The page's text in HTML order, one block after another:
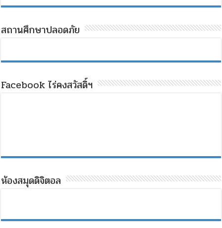
สถานศึกษาปลอดภัย
Facebook ไร่คงสวัสดิ์ฯ
ห้องสมุดดิจิตอล